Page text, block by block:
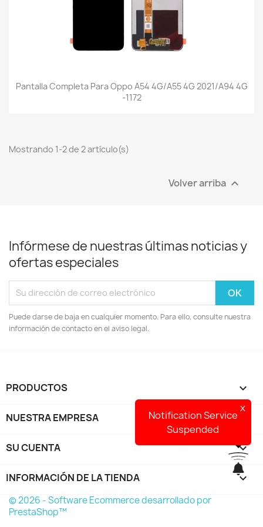
Pantalla Completa Para Oppo A54 4G/A55 4G 2021/A94 4G
-1172
Mostrando 1-2 de 2 artículo(s)
Volver arriba 
Infórmese de nuestras últimas noticias y
ofertas especiales
Puede darse de baja en cualquier momento. Para ello, consulte nuestra
información de contacto en el aviso legal.
PRODUCTOS 
NUESTRA EMPRESA 
SU CUENTA 
INFORMACIÓN DE LA TIENDA keyboard_arrow_down
© 2026 - Software Ecommerce desarrollado por
PrestaShop™
x
Notification Service
Suspended